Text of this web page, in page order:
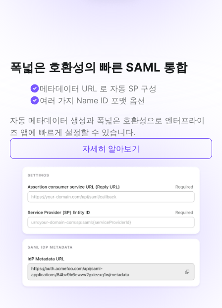
폭넓은 호환성의 빠른 SAML 통합
자동 메타데이터 생성과 폭넓은 호환성으로 엔터프라이
즈 앱에 빠르게 설정할 수 있습니다.
메타데이터 URL 로 자동 SP 구성
여러 가지 Name ID 포맷 옵션
자세히 알아보기